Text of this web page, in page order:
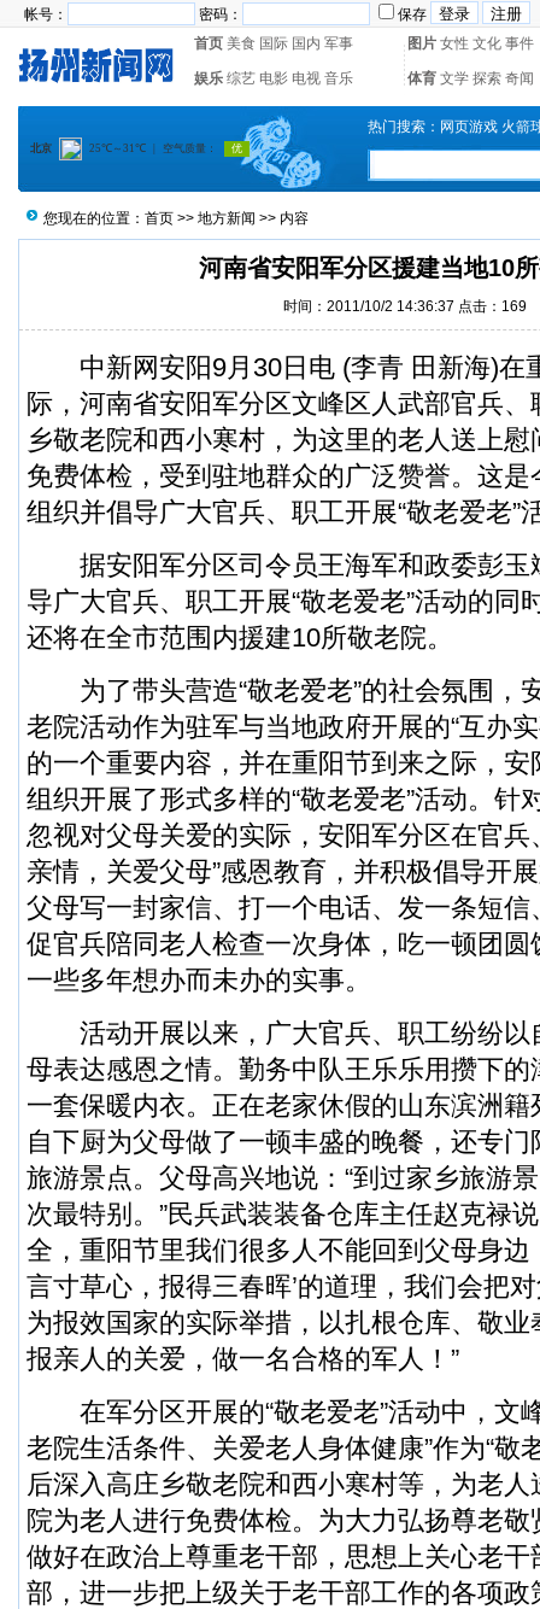
帐号： 密码：
保存
首页 美食 国际 国内 军事 图片 女性 文化 事件
娱乐 综艺 电影 电视 音乐 体育 文学 探索 奇闻
热门搜索： 网页游戏 火箭
您现在的位置： 首页 >> 地方新闻 >> 内容
河南省安阳军分区援建当地10
时间：2011/10/2 14:36:37 点击： 169
中新网安阳9月30日电 (李青 田新海)在
际，河南省安阳军分区文峰区人武部官兵
乡敬老院和西小寒村，为这里的老人送上
免费体检，受到驻地群众的广泛赞誉。这
组织并倡导广大官兵、职工开展“敬老爱老”
据安阳军分区司令员王海军和政委彭玉
导广大官兵、职工开展“敬老爱老”活动的同
还将在全市范围内援建10所敬老院。
为了带头营造“敬老爱老”的社会氛围，
老院活动作为驻军与当地政府开展的“互办
的一个重要内容，并在重阳节到来之际，
组织开展了形式多样的“敬老爱老”活动。针
忽视对父母关爱的实际，安阳军分区在官兵
亲情，关爱父母”感恩教育，并积极倡导开
父母写一封家信、打一个电话、发一条短
促官兵陪同老人检查一次身体，吃一顿团
一些多年想办而未办的实事。
活动开展以来，广大官兵、职工纷纷以
母表达感恩之情。勤务中队王乐乐用攒下
一套保暖内衣。正在老家休假的山东滨洲
自下厨为父母做了一顿丰盛的晚餐，还专
旅游景点。父母高兴地说：“到过家乡旅游
次最特别。”民兵武装装备仓库主任赵克禄
全，重阳节里我们很多人不能回到父母身边
言寸草心，报得三春晖’的道理，我们会把
为报效国家的实际举措，以扎根仓库、敬
报亲人的关爱，做一名合格的军人！”
在军分区开展的“敬老爱老”活动中，文
老院生活条件、关爱老人身体健康”作为“敬
后深入高庄乡敬老院和西小寒村等，为老
院为老人进行免费体检。为大力弘扬尊老
做好在政治上尊重老干部，思想上关心老
部，进一步把上级关于老干部工作的各项